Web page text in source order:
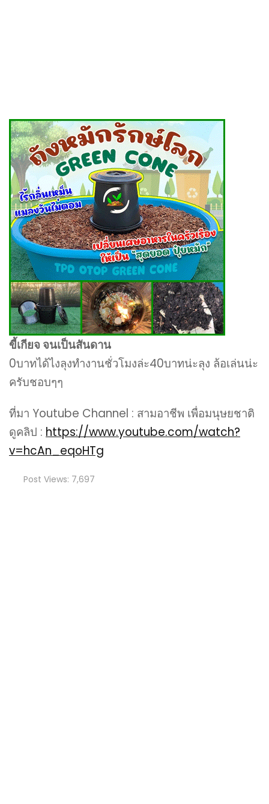
ขี้เกียจ จนเป็นสันดาน
0บาทได้ไงลุงทำงานชั่วโมงล่ะ40บาทน่ะลุง ล้อเล่นน่ะ
ครับชอบๆๆ
ที่มา Youtube Channel : สามอาชีพ เพื่อมนุษยชาติ
ดูคลิป : https://www.youtube.com/watch?
v=hcAn_eqoHTg
Post Views: 7,697